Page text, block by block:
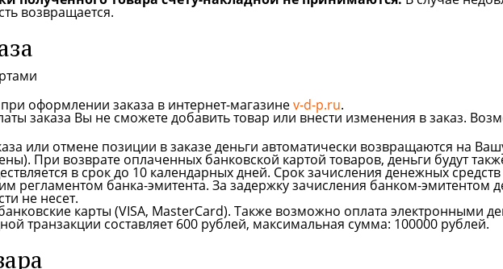
возвращается.
оформлении заказа в интернет-магазинеv-d-p.ru.
заказа Вы не сможете добавить товар или внести изменения в заказ.
или отмене позиции в заказе деньги автоматически возвращаются на
При возврате оплаченных банковской картой товаров, деньги будут
в срок до 10 календарных дней. Срок зачисления денежных
регламентом банка-эмитента. За задержку зачисления банком-эмитентом
не несет.
карты (VISA, MasterCard). Также возможно оплата электронными
транзакции составляет 600 рублей, максимальная сумма: 100000 рублей.